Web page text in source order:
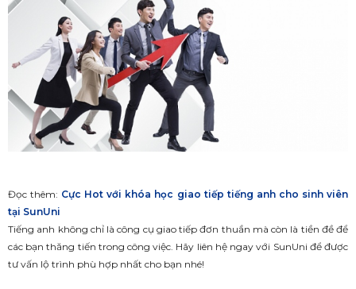
Đọc thêm: Cực Hot với khóa học giao tiếp tiếng anh cho sinh viên
tại SunUni
Tiếng anh không chỉ là công cụ giao tiếp đơn thuần mà còn là tiền đề để
các bạn thăng tiến trong công việc. Hãy liên hệ ngay với SunUni để được
tư vấn lộ trình phù hợp nhất cho bạn nhé!